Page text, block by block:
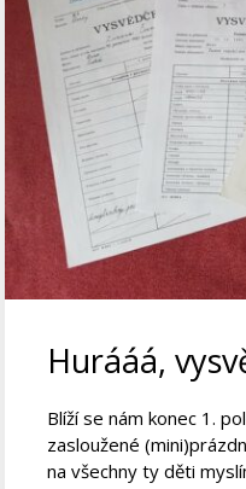
Hurááá,
Blíží se nám konec 1.
zasloužené
na všechny ty děti